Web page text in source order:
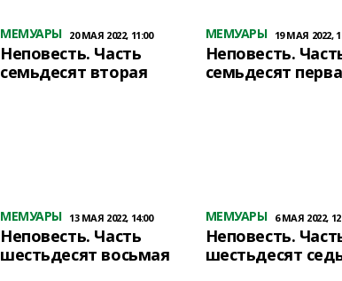
МЕМУАРЫ 20 МАЯ 2022, 11:00
Неповесть. Часть
семьдесят вторая
МЕМУАРЫ 19 МАЯ 2022,
Неповесть.
семьдесят
МЕМУАРЫ 13 МАЯ 2022, 14:00
Неповесть. Часть
шестьдесят восьмая
МЕМУАРЫ 6 МАЯ 2022,
Неповесть.
шестьдесят